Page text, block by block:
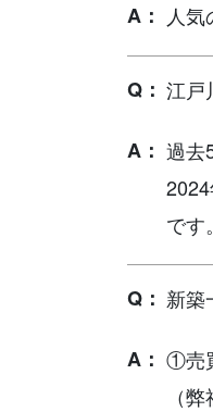
人
江戸
過去
です。
新築
①売
（